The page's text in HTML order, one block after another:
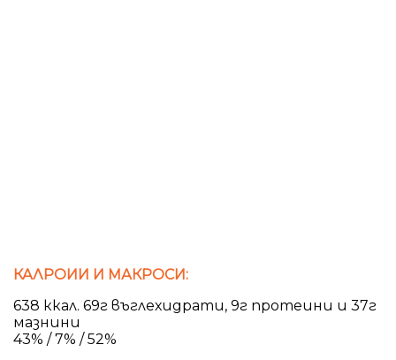
КАЛРОИИ И МАКРОСИ:
638 ккал. 69г въглехидрати, 9г протеини и 37г
мазнини
43% / 7% / 52%